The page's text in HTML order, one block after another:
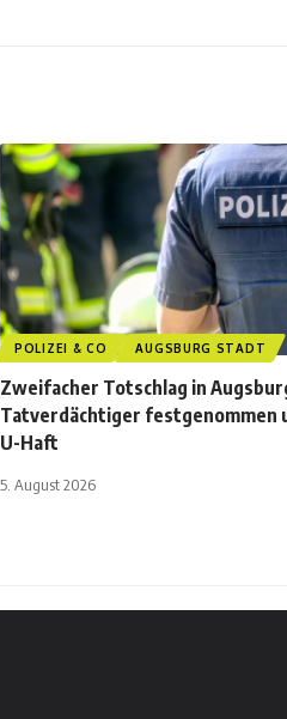
POLIZEI & CO AUGSBURG STADT
Zweifacher Totschlag in
Tatverdächtiger festgenommen
U-Haft
5. August 2026